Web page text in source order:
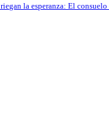
la esperanza: El